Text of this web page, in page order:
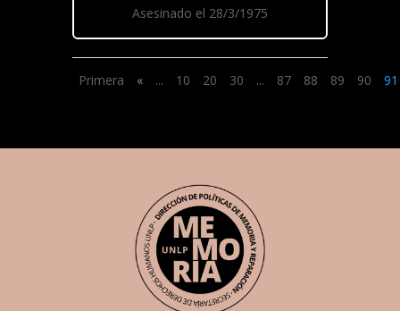
Asesinado el 28/3/1975
Primera « ... 10 20 30 ... 87 88 89 90 91